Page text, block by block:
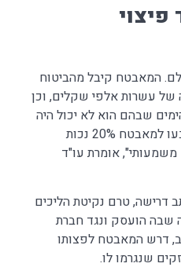
המאבטח קיבל מהביטוח
של עשרות אלפי שקלים, וכן
פגיעה מלאים עבור 90 הימים שבהם הוא לא יכול היה
לעבוד. "בעקבות האירוע נקבעו למאבטח 20% נכות
אומרת עו"ד
דרישה, טרם נקיטת הליכים
שבה הועסק ונגד חברת
דרש המאבטח לפצותו